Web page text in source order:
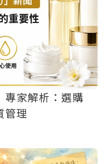
家解析：選購
管理